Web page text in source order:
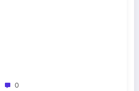
0